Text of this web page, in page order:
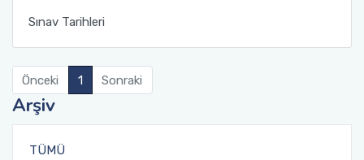
Sınav Tarihleri
Önceki 1 Sonraki
Arşiv
TÜMÜ
Öğrenci için Bilgi